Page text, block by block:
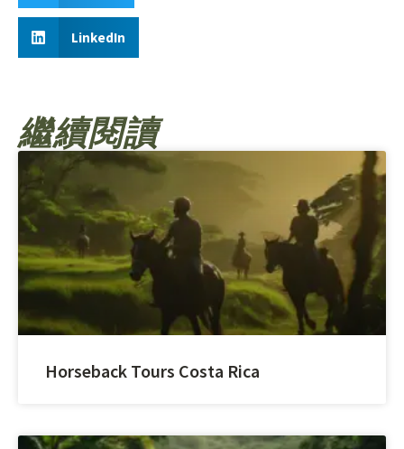
LinkedIn
繼續閱讀
Horseback Tours Costa Rica